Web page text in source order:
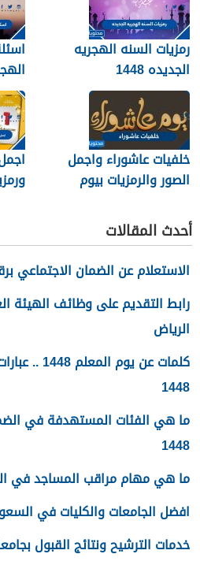
رمزيات السنه الهجريه
الجديده 1448
خلفيات عاشوراء واجمل
الصور والرمزيات بيوم
أحدث المقالات
الاستعلام عن الضمان الاجتماعي برقم
الرياض
كلمات عن
1448
ما هي الفئات المستهدفة في
1448
ما هي مهام مراقب المساجد في
افضل الجامعات والكليات في السعودية
خدمات الترشيح ونتائج القبول بجامعة